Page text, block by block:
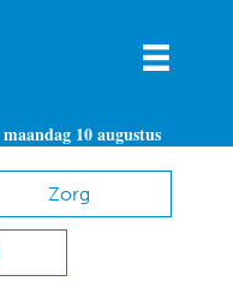
maandag 10 augustus
Zorg